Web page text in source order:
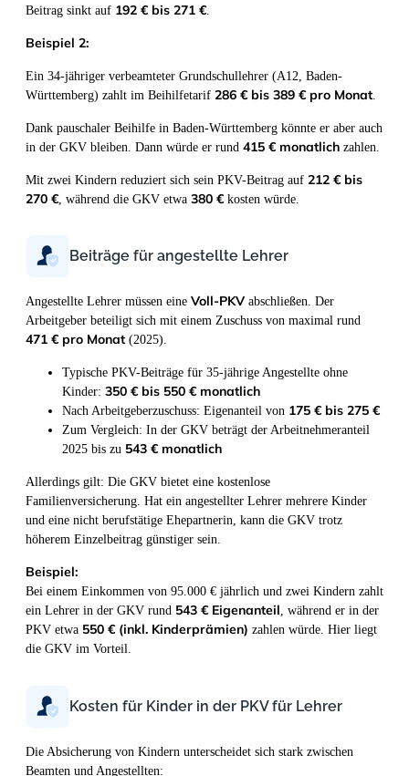
Beitrag sinkt auf 192 € bis 271 €
Beispiel 2:
Ein 34-jähriger verbeamteter Grundschullehrer (A12, Baden-
Württemberg) zahlt im Beihilfetarif 286 € bis 389 € pro Monat.
Dank pauschaler Beihilfe in Baden-Württemberg könnte er aber auch
in der GKV bleiben. Dann würde er rund 415 € monatlich zahlen.
Mit zwei Kindern reduziert sich sein PKV-Beitrag auf 212 € bis
270 € , während die GKV etwa 380 € kosten würde.
Beiträge für angestellte Lehrer
Angestellte Lehrer müssen eine Voll-PKV abschließen. Der
Arbeitgeber beteiligt sich mit einem Zuschuss von maximal rund
471 € pro Monat(2025).
Typische PKV-Beiträge für 35-jährige Angestellte ohne
Kinder: 350 € bis 550 € monatlich
Nach Arbeitgeberzuschuss: Eigenanteil von 175 € bis 275 €
Zum Vergleich: In der GKV beträgt der Arbeitnehmeranteil
2025 bis zu 543 € monatlich
Allerdings gilt: Die GKV bietet eine kostenlose
Familienversicherung. Hat ein angestellter Lehrer mehrere Kinder
und eine nicht berufstätige Ehepartnerin, kann die GKV trotz
höherem Einzelbeitrag günstiger sein.
Beispiel:
Bei einem Einkommen von 95.000 € jährlich und zwei Kindern zahlt
ein Lehrer in der GKV rund 543 € Eigenanteil, während er in der
PKV etwa 550 € (inkl. Kinderprämien) zahlen würde. Hier liegt
die GKV im Vorteil.
Kosten für Kinder in der PKV für Lehrer
Die Absicherung von Kindern unterscheidet sich stark zwischen
Beamten und Angestellten: